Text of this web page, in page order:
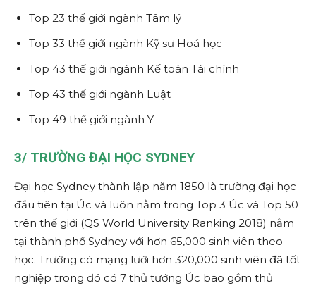
Top 23 thế giới ngành Tâm lý
Top 33 thế giới ngành Kỹ sư Hoá học
Top 43 thế giới ngành Kế toán Tài chính
Top 43 thế giới ngành Luật
Top 49 thế giới ngành Y
3/ TRƯỜNG ĐẠI HỌC SYDNEY
Đại học Sydney thành lập năm 1850 là trường đại học
đầu tiên tại Úc và luôn nằm trong Top 3 Úc và Top 50
trên thế giới (QS World University Ranking 2018) nằm
tại thành phố Sydney với hơn 65,000 sinh viên theo
học. Trường có mạng lưới hơn 320,000 sinh viên đã tốt
nghiệp trong đó có 7 thủ tướng Úc bao gồm thủ